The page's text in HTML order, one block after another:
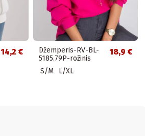
14,2 €
Džemperis-RV-BL-
5185.79P-rožinis
18,9 €
S/M L/XL